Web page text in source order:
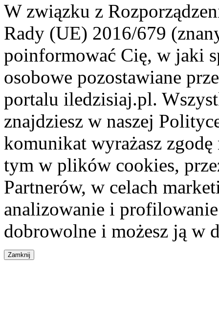
W związku z
Rady (UE) 2016/679
poinformować Cię, w jaki
osobowe pozostawiane
portalu iledzisiaj.pl.
znajdziesz w naszej
komunikat wyrażasz
tym w plików cookies,
Partnerów, w celach
analizowanie i
dobrowolne i możesz ją w